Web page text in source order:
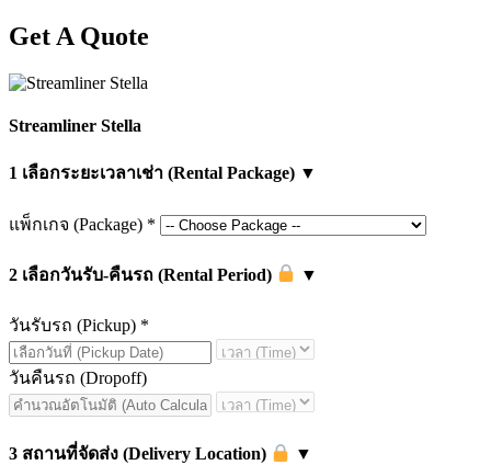
Get A Quote
Streamliner Stella
1 เลือกระยะเวลาเช่า (Rental Package) ▼
แพ็กเกจ (Package) *
2 เลือกวันรับ-คืนรถ (Rental Period) ▼
วันรับรถ (Pickup) *
วันคืนรถ (Dropoff)
3 สถานที่จัดส่ง (Delivery Location) ▼